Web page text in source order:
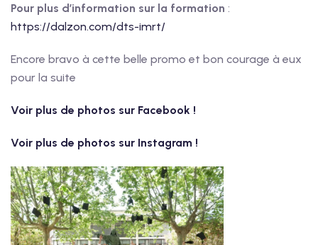
Pour plus d’information sur la formation :
https://dalzon.com/dts-imrt/
Encore bravo à cette belle promo et bon courage à eux
pour la suite
Voir plus de photos sur Facebook !
Voir plus de photos sur Instagram !